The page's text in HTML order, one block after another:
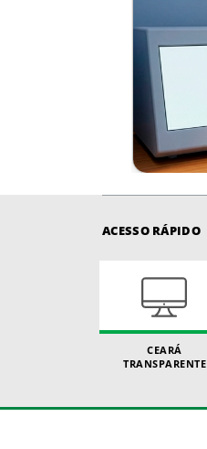
ACESSO RÁPIDO
CEARÁ
TRANSPARENTE